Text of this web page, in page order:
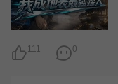
111 0